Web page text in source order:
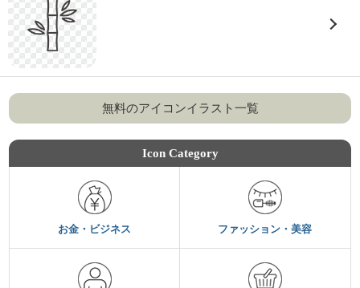
無料のアイコンイラスト一覧
Icon Category
お金・ビジネス ファッション・美容